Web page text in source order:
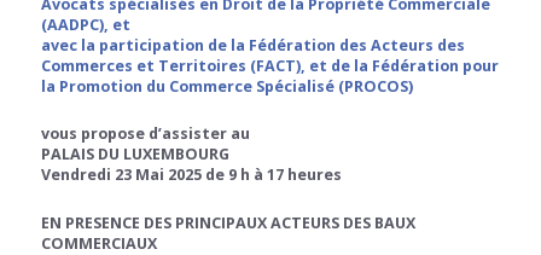
Avocats spécialisés en Droit de la Propriété Commerciale
(AADPC), et
avec la participation de la Fédération des Acteurs des
Commerces et Territoires (FACT), et de la Fédération pour
la Promotion du Commerce Spécialisé (PROCOS)
vous propose d’assister au
PALAIS DU LUXEMBOURG
Vendredi 23 Mai 2025 de 9 h à 17 heures
EN PRESENCE DES PRINCIPAUX ACTEURS DES BAUX
COMMERCIAUX